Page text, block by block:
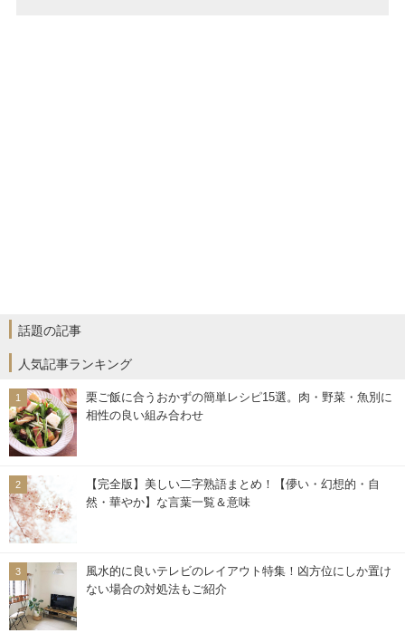
話題の記事
人気記事ランキング
栗ご飯に合うおかずの簡単レシピ15選。肉・野菜・魚別に
相性の良い組み合わせ
【完全版】美しい二字熟語まとめ！【儚い・幻想的・自
然・華やか】な言葉一覧＆意味
風水的に良いテレビのレイアウト特集！凶方位にしか置け
ない場合の対処法もご紹介